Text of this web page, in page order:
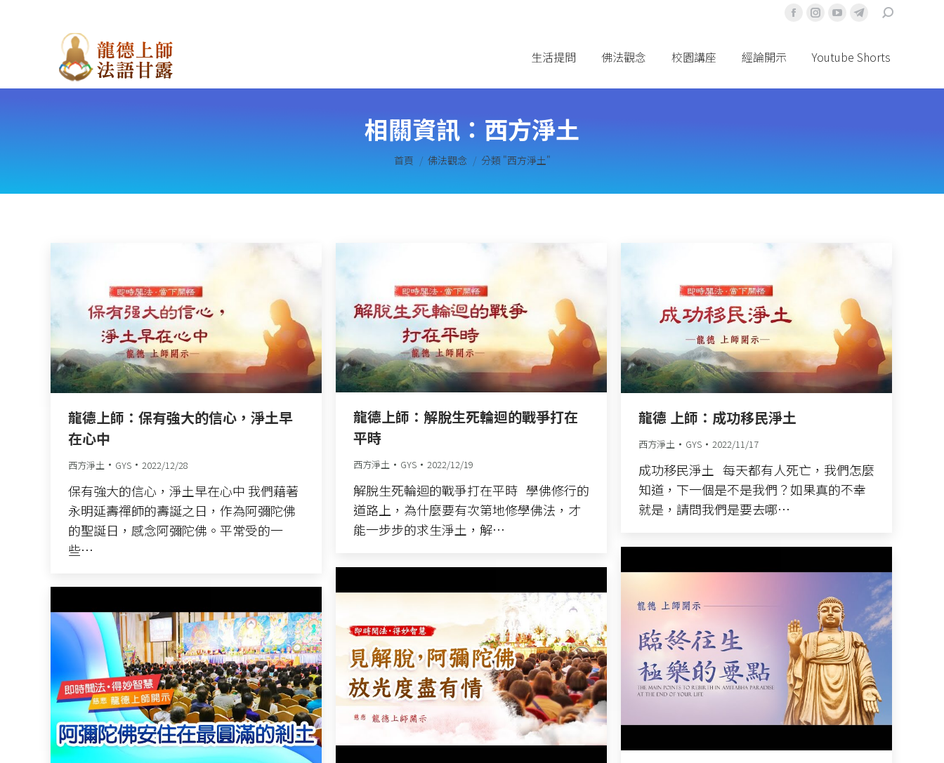
Facebook
新
Instagram
面
新
YouTube
面
新
Telegram
面
新
搜
生活提問 佛法觀念 校園講座 經論開示 Youtube Shorts
相關資訊： 西方淨土
您在這裡：
首頁 佛法觀念 分類 "西方淨土"
龍德上師：保有強大的信心，淨土早
在心中
西方淨土 GYS 2022/12/28
保有強大的信心，淨土早在心中 我們藉著
永明延壽禪師的壽誕之日，作為阿彌陀佛
的聖誕日，感念阿彌陀佛。平常受的一
些…
龍德上師：解脫生死輪迴的戰爭打在
平時
西方淨土 GYS 2022/12/19
解脫生死輪迴的戰爭打在平時 學佛修行的
道路上，為什麼要有次第地修學佛法，才
能一步步的求生淨土，解…
龍德 上師：成功移民淨土
西方淨土 GYS 2022/11/17
成功移民淨土 每天都有人死亡，我們怎麼
知道，下一個是不是我們？如果真的不幸
就是，請問我們是要去哪…